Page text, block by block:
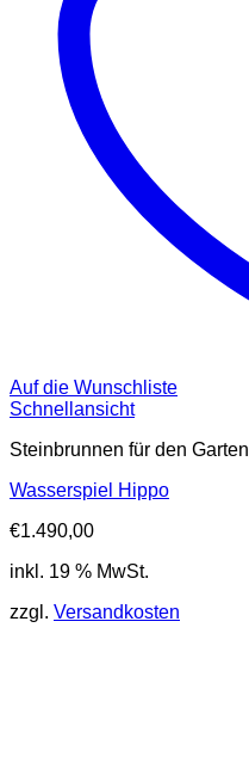
Auf die Wunschliste
Schnellansicht
Steinbrunnen für den Garten
Wasserspiel Hippo
€1.490,00
inkl. 19 % MwSt.
zzgl. Versandkosten